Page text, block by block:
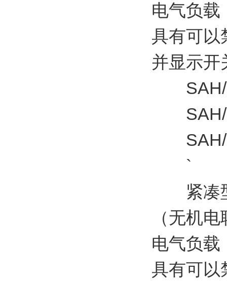
电气负载
具有可以
并显示开
SAH/S
SAH/S
SAH/S
`
紧凑型
（无机
电气负载
具有可以